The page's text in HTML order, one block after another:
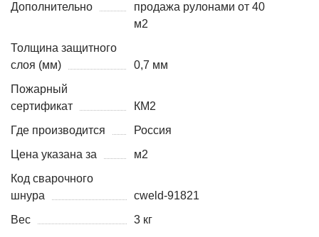
Дополнительно
продажа рулонами от 40
м2
Толщина защитного
слоя (мм)
0,7 мм
Пожарный
сертификат
КМ2
Где производится
Россия
Цена указана за
м2
Код сварочного
шнура
cweld-91821
Вес
3 кг